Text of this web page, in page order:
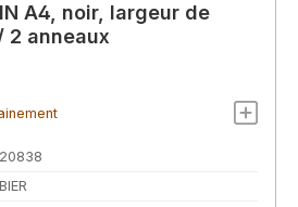
A4, noir, largeur de
2 anneaux